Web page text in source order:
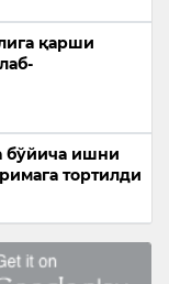
қарши
бўйича ишни
тортилди